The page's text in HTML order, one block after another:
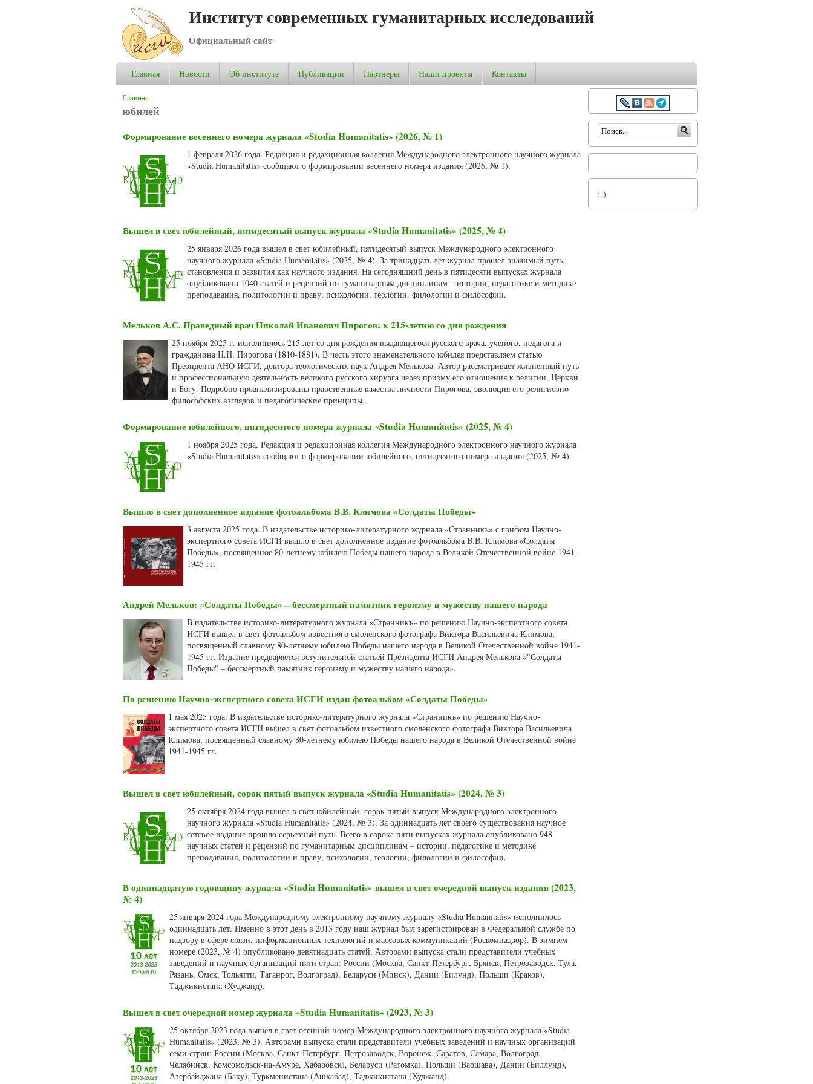
Институт современных гуманитарных исследований
Официальный сайт
Главная Новости Об институте Публикации Партнеры Наши проекты Контакты
Вы здесь
Главная
юбилей
Формирование весеннего номера журнала «Studia Humanitatis» (2026, № 1)
1 февраля 2026 года. Редакция и редакционная коллегия Международного электронного научного журнала
«Studia Humanitatis» сообщают о формировании весеннего номера издания (2026, № 1).
Вышел в свет юбилейный, пятидесятый выпуск журнала «Studia Humanitatis» (2025, № 4)
25 января 2026 года вышел в свет юбилейный, пятидесятый выпуск Международного электронного
научного журнала «Studia Humanitatis» (2025, № 4). За тринадцать лет журнал прошел значимый путь
становления и развития как научного издания. На сегодняшний день в пятидесяти выпусках журнала
опубликовано 1040 статей и рецензий по гуманитарным дисциплинам – истории, педагогике и методике
преподавания, политологии и праву, психологии, теологии, филологии и философии.
Мельков А.С. Праведный врач Николай Иванович Пирогов: к 215-летию со дня рождения
25 ноября 2025 г. исполнилось 215 лет со дня рождения выдающегося русского врача, ученого, педагога и
гражданина Н.И. Пирогова (1810-1881). В честь этого знаменательного юбилея представляем статью
Президента АНО ИСГИ, доктора теологических наук Андрея Мелькова. Автор рассматривает жизненный путь
и профессиональную деятельность великого русского хирурга через призму его отношения к религии, Церкви
и Богу. Подробно проанализированы нравственные качества личности Пирогова, эволюция его религиозно-
философских взглядов и педагогические принципы.
Формирование юбилейного, пятидесятого номера журнала «Studia Humanitatis» (2025, № 4)
1 ноября 2025 года. Редакция и редакционная коллегия Международного электронного научного журнала
«Studia Humanitatis» сообщают о формировании юбилейного, пятидесятого номера издания (2025, № 4).
Вышло в свет дополненное издание фотоальбома В.В. Климова «Солдаты Победы»
3 августа 2025 года. В издательстве историко-литературного журнала «Странникъ» с грифом Научно-
экспертного совета ИСГИ вышло в свет дополненное издание фотоальбома В.В. Климова «Солдаты
Победы», посвященное 80-летнему юбилею Победы нашего народа в Великой Отечественной войне 1941-
1945 гг.
Андрей Мельков: «Солдаты Победы» – бессмертный памятник героизму и мужеству нашего народа
В издательстве историко-литературного журнала «Странникъ» по решению Научно-экспертного совета
ИСГИ вышел в свет фотоальбом известного смоленского фотографа Виктора Васильевича Климова,
посвященный славному 80-летнему юбилею Победы нашего народа в Великой Отечественной войне 1941-
1945 гг. Издание предваряется вступительной статьей Президента ИСГИ Андрея Мелькова «"Солдаты
Победы" – бессмертный памятник героизму и мужеству нашего народа».
По решению Научно-экспертного совета ИСГИ издан фотоальбом «Солдаты Победы»
1 мая 2025 года. В издательстве историко-литературного журнала «Странникъ» по решению Научно-
экспертного совета ИСГИ вышел в свет фотоальбом известного смоленского фотографа Виктора Васильевича
Климова, посвященный славному 80-летнему юбилею Победы нашего народа в Великой Отечественной войне
1941-1945 гг.
Вышел в свет юбилейный, сорок пятый выпуск журнала «Studia Humanitatis» (2024, № 3)
25 октября 2024 года вышел в свет юбилейный, сорок пятый выпуск Международного электронного
научного журнала «Studia Humanitatis» (2024, № 3). За одиннадцать лет своего существования научное
сетевое издание прошло серьезный путь. Всего в сорока пяти выпусках журнала опубликовано 948
научных статей и рецензий по гуманитарным дисциплинам – истории, педагогике и методике
преподавания, политологии и праву, психологии, теологии, филологии и философии.
В одиннадцатую годовщину журнала «Studia Humanitatis» вышел в свет очередной выпуск издания (2023,
№ 4)
25 января 2024 года Международному электронному научному журналу «Studia Humanitatis» исполнилось
одиннадцать лет. Именно в этот день в 2013 году наш журнал был зарегистрирован в Федеральной службе по
надзору в сфере связи, информационных технологий и массовых коммуникаций (Роскомнадзор). В зимнем
номере (2023, № 4) опубликовано девятнадцать статей. Авторами выпуска стали представители учебных
заведений и научных организаций пяти стран: России (Москва, Санкт-Петербург, Брянск, Петрозаводск, Тула,
Рязань, Омск, Тольятти, Таганрог, Волгоград), Беларуси (Минск), Дании (Билунд), Польши (Краков),
Таджикистана (Худжанд).
Вышел в свет очередной номер журнала «Studia Humanitatis» (2023, № 3)
25 октября 2023 года вышел в свет осенний номер Международного электронного научного журнала «Studia
Humanitatis» (2023, № 3). Авторами выпуска стали представители учебных заведений и научных организаций
семи стран: России (Москва, Санкт-Петербург, Петрозаводск, Воронеж, Саратов, Самара, Волгоград,
Челябинск, Комсомольск-на-Амуре, Хабаровск), Беларуси (Ратомка), Польши (Варшава), Дании (Биллунд),
Азербайджана (Баку), Туркменистана (Ашхабад), Таджикистана (Худжанд).
Форма поиска
:-)